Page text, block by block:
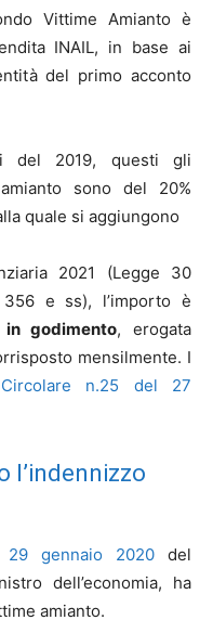
Vittime Amianto è
INAIL, in base ai
del primo acconto
del 2019, questi gli
sono del 20%
quale si aggiungono
2021 (Legge 30
e ss), l’importo è
godimento, erogata
mensilmente. I
Circolare n.25 del 27
l’indennizzo
29 gennaio 2020 del
dell’economia, ha
amianto.